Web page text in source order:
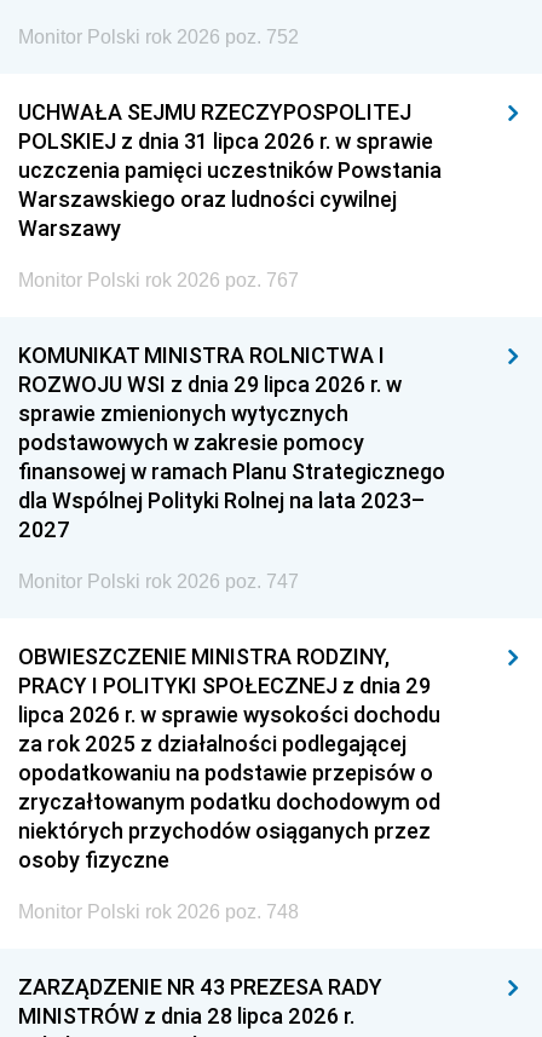
Monitor Polski rok 2026 poz. 752
UCHWAŁA SEJMU RZECZYPOSPOLITEJ
POLSKIEJ z dnia 31 lipca 2026 r. w sprawie
uczczenia pamięci uczestników Powstania
Warszawskiego oraz ludności cywilnej
Warszawy
Monitor Polski rok 2026 poz. 767
KOMUNIKAT MINISTRA ROLNICTWA I
ROZWOJU WSI z dnia 29 lipca 2026 r. w
sprawie zmienionych wytycznych
podstawowych w zakresie pomocy
finansowej w ramach Planu Strategicznego
dla Wspólnej Polityki Rolnej na lata 2023–
2027
Monitor Polski rok 2026 poz. 747
OBWIESZCZENIE MINISTRA RODZINY,
PRACY I POLITYKI SPOŁECZNEJ z dnia 29
lipca 2026 r. w sprawie wysokości dochodu
za rok 2025 z działalności podlegającej
opodatkowaniu na podstawie przepisów o
zryczałtowanym podatku dochodowym od
niektórych przychodów osiąganych przez
osoby fizyczne
Monitor Polski rok 2026 poz. 748
ZARZĄDZENIE NR 43 PREZESA RADY
MINISTRÓW z dnia 28 lipca 2026 r.